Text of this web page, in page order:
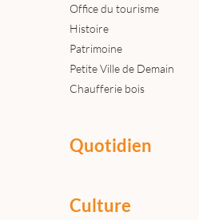
Office du tourisme
Histoire
Patrimoine
Petite Ville de Demain
Chaufferie bois
Quotidien
Culture